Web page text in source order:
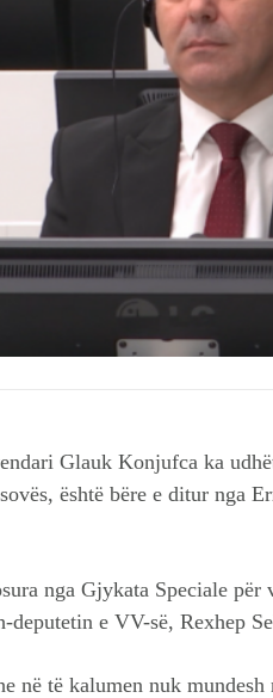
Glauk Konjufca ka
është bëre e ditur nga
nga Gjykata Speciale
deputetin e VV-së, Rexhep
në të kalumen nuk